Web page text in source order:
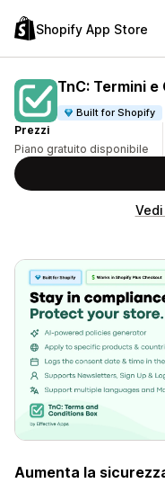
Shopify App Store
TnC: Termini e
Built for Shopify
Prezzi
Piano gratuito disponibile
Aumenta la